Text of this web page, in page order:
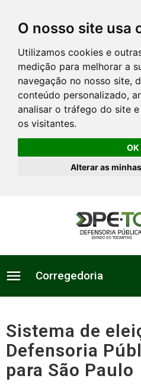
O nosso site usa
Utilizamos cookies e
medição para melhorar a
navegação no nosso site,
conteúdo personalizado,
analisar o tráfego do site
os visitantes.
OK
Alterar as
menu Corregedoria
Estatística
Normas
Estágio Probatório
Sistema de
Defensoria
para São Paulo